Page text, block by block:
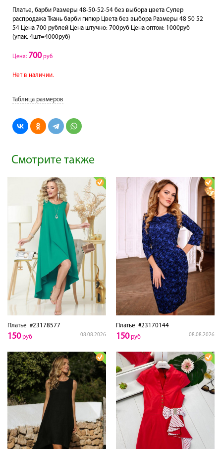
Платье, барби Размеры 48-50-52-54 без выбора цвета Супер
распродажа Ткань барби гипюр Цвета без выбора Размеры 48 50 52
54 Цена 700 рублей Цена штучно: 700руб Цена оптом: 1000руб
(упак. 4шт=4000руб)
Цена: 700руб
Нет в наличии.
Таблица размеров
Смотрите также
Платье #23178577
08.08.2026
150руб
Платье #23170144
08.08.2026
150руб